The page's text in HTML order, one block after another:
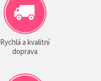
Rychlá a kvalitní
doprava